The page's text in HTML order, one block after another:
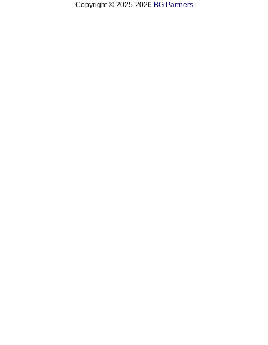
Copyright © 2025-2026 BG Partners